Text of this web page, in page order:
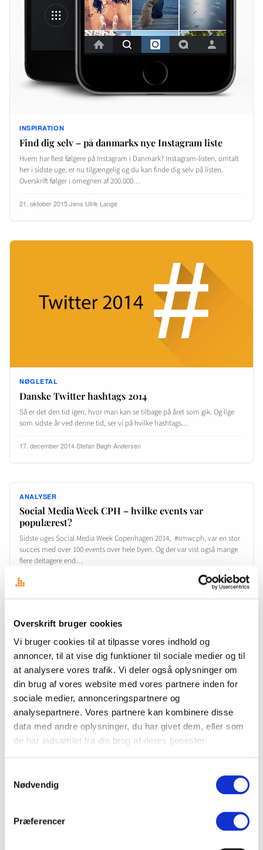
Overskrift bruger cookies
Vi bruger cookies til at tilpasse vores indhold og
annoncer, til at vise dig funktioner til sociale medier og til
at analysere vores trafik. Vi deler også oplysninger om
din brug af vores website med vores partnere inden for
sociale medier, annonceringspartnere og
analysepartnere. Vores partnere kan kombinere disse
data med andre oplysninger, du har givet dem, eller som
de har indsamlet fra din brug af deres tjenester.
Nødvendig
Præferencer
INSPIRATION
Find dig selv – på danmarks nye Instagram liste
Hvem har flest følgere på Instagram i Danmark? Instagram-listen, omtalt
her i sidste uge, er nu tilgængelig og du kan finde dig selv på listen.
Overskrift følger i omegnen af 200.000…
21. oktober 2015·Jens Ulrik Lange
NØGLETAL
Danske Twitter hashtags 2014
Så er det den tid igen, hvor man kan se tilbage på året som gik. Og lige
som sidste år ved denne tid, ser vi på hvilke hashtags…
17. december 2014·Stefan Bøgh-Andersen
ANALYSER
Social Media Week CPH – hvilke events var
populærest?
Sidste uges Social Media Week Copenhagen 2014, #smwcph, var en stor
succes med over 100 events over hele byen. Og der var vist også mange
flere deltagere end…
24. februar 2014
Hvad skal man med mediemonitorering, Thomas